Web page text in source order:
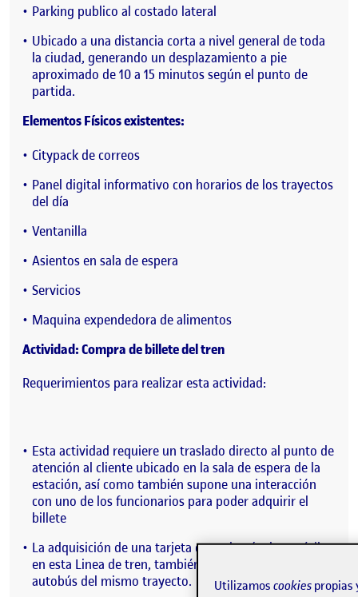
Parking publico al costado lateral
Ubicado a una distancia corta a nivel general de toda
la ciudad, generando un desplazamiento a pie
aproximado de 10 a 15 minutos según el punto de
partida.
Elementos Físicos existentes:
Citypack de correos
Panel digital informativo con horarios de los trayectos
del día
Ventanilla
Asientos en sala de espera
Servicios
Maquina expendedora de alimentos
Actividad: Compra de billete del tren
Requerimientos para realizar esta actividad:
Esta actividad requiere un traslado directo al punto de
atención al cliente ubicado en la sala de espera de la
estación, así como también supone una interacción
con uno de los funcionarios para poder adquirir el
billete
La adquisición de una tarjeta que además de ser útil
en esta Linea de tren, también es valida en la Linea de
autobús del mismo trayecto.
Utilizamos cookies propias